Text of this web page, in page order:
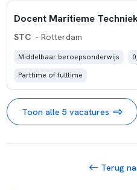
Docent Maritieme
STC - Rotterdam
Middelbaar beroepsonderwijs
Parttime of fulltime
Toon alle 5 vacatures
Terug